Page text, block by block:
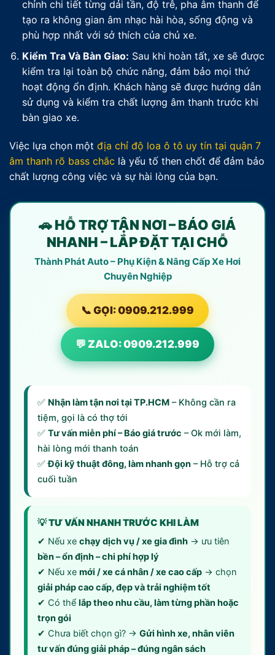
chỉnh chi tiết từng dải tần, độ trễ, pha âm thanh để
tạo ra không gian âm nhạc hài hòa, sống động và
phù hợp nhất với sở thích của chủ xe.
Kiểm Tra Và Bàn Giao: Sau khi hoàn tất, xe sẽ được
kiểm tra lại toàn bộ chức năng, đảm bảo mọi thứ
hoạt động ổn định. Khách hàng sẽ được hướng dẫn
sử dụng và kiểm tra chất lượng âm thanh trước khi
bàn giao xe.
Việc lựa chọn một địa chỉ độ loa ô tô uy tín tại quận 7
âm thanh rõ bass chắc là yếu tố then chốt để đảm bảo
chất lượng công việc và sự hài lòng của bạn.
🚗 HỖ TRỢ TẬN NƠI – BÁO GIÁ
NHANH – LẮP ĐẶT TẠI CHỖ
Thành Phát Auto – Phụ Kiện & Nâng Cấp Xe Hơi
Chuyên Nghiệp
📞 GỌI: 0909.212.999
💬 ZALO: 0909.212.999
✅ Nhận làm tận nơi tại TP.HCM – Không cần ra
tiệm, gọi là có thợ tới
✅ Tư vấn miễn phí – Báo giá trước – Ok mới làm,
hài lòng mới thanh toán
✅Đội kỹ thuật đông, làm nhanh gọn – Hỗ trợ cả
cuối tuần
💡 TƯ VẤN NHANH TRƯỚC KHI LÀM
✔ Nếu xe chạy dịch vụ / xe gia đình → ưu tiên
bền – ổn định – chi phí hợp lý
✔ Nếu xe mới / xe cá nhân / xe cao cấp → chọn
giải pháp cao cấp, đẹp và trải nghiệm tốt
✔ Có thể lắp theo nhu cầu, làm từng phần hoặc
trọn gói
✔ Chưa biết chọn gì? → Gửi hình xe, nhân viên
tư vấn đúng giải pháp – đúng ngân sách